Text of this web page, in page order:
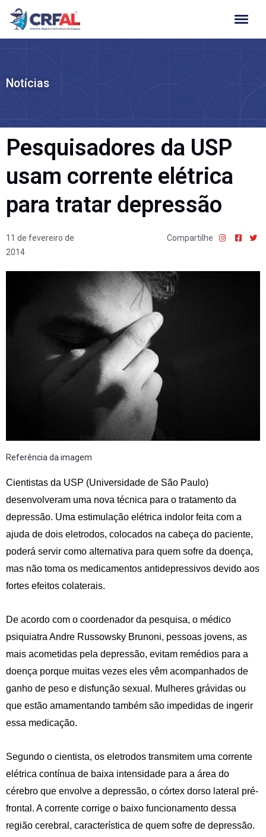
Ir
para
Notícias
Pesquisadores da USP
usam corrente elétrica
para tratar depressão
11 de fevereiro de
2014
Compartilhe
Referência da imagem
Cientistas da USP (Universidade de São Paulo)
desenvolveram uma nova técnica para o tratamento da
depressão. Uma estimulação elétrica indolor feita com a
ajuda de dois eletrodos, colocados na cabeça do paciente,
poderá servir como alternativa para quem sofre da doença,
mas não toma os medicamentos antidepressivos devido aos
fortes efeitos colaterais.
De acordo com o coordenador da pesquisa, o médico
psiquiatra Andre Russowsky Brunoni, pessoas jovens, as
mais acometidas pela depressão, evitam remédios para a
doença porque muitas vezes eles vêm acompanhados de
ganho de peso e disfunção sexual. Mulheres grávidas ou
que estão amamentando também são impedidas de ingerir
essa medicação.
Segundo o cientista, os eletrodos transmitem uma corrente
elétrica contínua de baixa intensidade para a área do
cérebro que envolve a depressão, o córtex dorso lateral pré-
frontal. A corrente corrige o baixo funcionamento dessa
região cerebral, característica de quem sofre de depressão.